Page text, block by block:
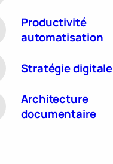
Productivité
automatisation
Stratégie digitale
Architecture
documentaire